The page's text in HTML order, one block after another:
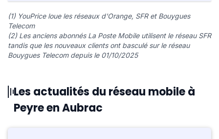
(1) YouPrice loue les réseaux d'Orange, SFR et Bouygues
Telecom
(2) Les anciens abonnés La Poste Mobile utilisent le réseau SFR
tandis que les nouveaux clients ont basculé sur le réseau
Bouygues Telecom depuis le 01/10/2025
Les actualités du réseau mobile à
Peyre en Aubrac